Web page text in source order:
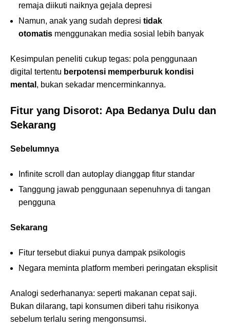
remaja diikuti naiknya gejala depresi
Namun, anak yang sudah depresi tidak
otomatis menggunakan media sosial lebih banyak
Kesimpulan peneliti cukup tegas: pola penggunaan
digital tertentu berpotensi memperburuk kondisi
mental , bukan sekadar mencerminkannya.
Fitur yang Disorot: Apa Bedanya Dulu dan
Sekarang
Sebelumnya
Infinite scroll dan autoplay dianggap fitur standar
Tanggung jawab penggunaan sepenuhnya di tangan
pengguna
Sekarang
Fitur tersebut diakui punya dampak psikologis
Negara meminta platform memberi peringatan eksplisit
Analogi sederhananya: seperti makanan cepat saji.
Bukan dilarang, tapi konsumen diberi tahu risikonya
sebelum terlalu sering mengonsumsi.